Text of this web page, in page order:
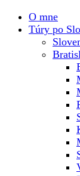
O mne
Túry po